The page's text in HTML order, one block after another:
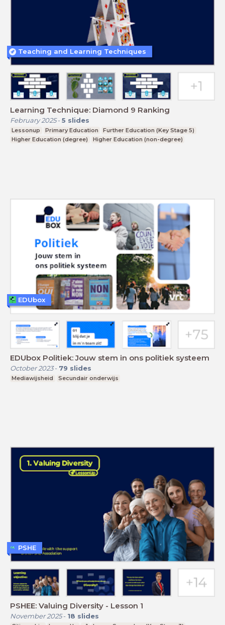
Learning Technique: Diamond 9 Ranking
February 2025- 5 slides
Lessonup Primary Education
Further Education (Key Stage 5)
Higher Education (degree)
Higher Education (non-degree)
Teaching and Learning Techniques
EDUbox Politiek: Jouw stem in ons politiek systeem
October 2023- 79 slides
Mediawijsheid Secundair onderwijs
EDUbox
PSHEE: Valuing Diversity - Lesson 1
November 2025- 18 slides
PSHE